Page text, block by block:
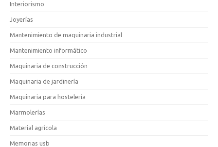
Interiorismo
Joyerías
Mantenimiento de maquinaria industrial
Mantenimiento informático
Maquinaria de construcción
Maquinaria de jardinería
Maquinaria para hostelería
Marmolerías
Material agrícola
Memorias usb